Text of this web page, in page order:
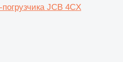
JCB 4CX